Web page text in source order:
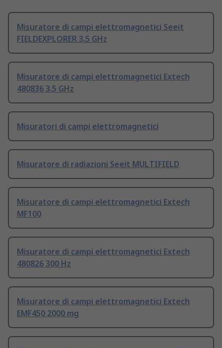
Misuratore di campi elettromagnetici Seeit
FIELDEXPLORER 3.5 GHz
Misuratore di campi elettromagnetici Extech
480836 3.5 GHz
Misuratori di campi elettromagnetici
Misuratore di radiazioni Seeit MULTIFIELD
Misuratore di campi elettromagnetici Extech
MF100
Misuratore di campi elettromagnetici Extech
480826 300 Hz
Misuratore di campi elettromagnetici Extech
EMF450 2000 mg